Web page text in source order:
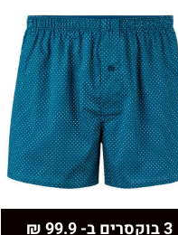
3 בוקסרים ב- 99.9 ₪